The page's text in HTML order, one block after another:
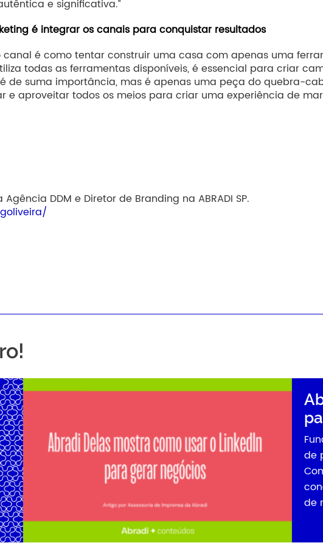
e significativa.”
é integrar os canais para conquistar resultados
é como tentar construir uma casa com apenas uma
todas as ferramentas disponíveis, é essencial para criar
de suma importância, mas é apenas uma peça do quebra-
aproveitar todos os meios para criar uma experiência de
DDM e Diretor de Branding na ABRADI SP.
Abradi Delas mostra
Fundadora da Fábrica de SDR, Paula
de posicionamento, Social Selling e
Como transformar o LinkedIn em uma
conexões, fortalecer a autoridade
de negócio? Esse foi o […]